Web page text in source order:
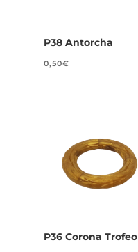
P38 Antorcha
0,50€
P36 Corona Trofeo